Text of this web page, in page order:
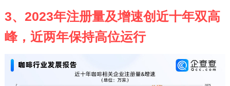
3、2023年注册量及增速创近十年双高
峰，近两年保持高位运行